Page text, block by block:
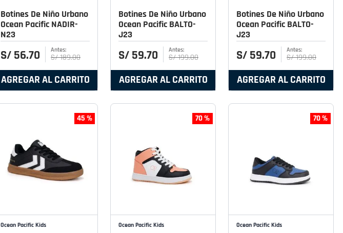
Botines De Niño Urbano
Ocean Pacific NADIR-
N23
S/ 56.70 S/189.00
AGREGAR AL CARRITO
Botines De Niño Urbano
Ocean Pacific BALTO-
J23
S/ 59.70 S/199.00
AGREGAR AL CARRITO
Botines De Niño Urbano
Ocean Pacific BALTO-
J23
S/ 59.70 S/199.00
AGREGAR AL CARRITO
45 %
Ocean Pacific Kids
70 %
Ocean Pacific Kids
70 %
Ocean Pacific Kids